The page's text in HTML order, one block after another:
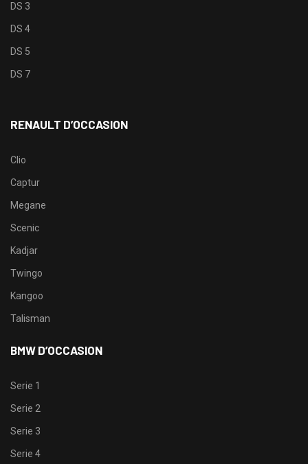
DS 3
DS 4
DS 5
DS 7
RENAULT D’OCCASION
Clio
Captur
Megane
Scenic
Kadjar
Twingo
Kangoo
Talisman
BMW D’OCCASION
Serie 1
Serie 2
Serie 3
Serie 4